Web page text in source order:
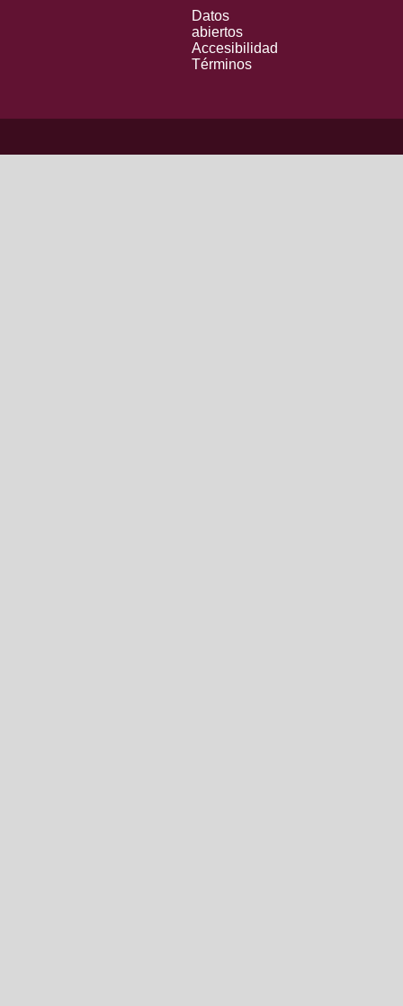
Datos
abiertos
Accesibilidad
Términos